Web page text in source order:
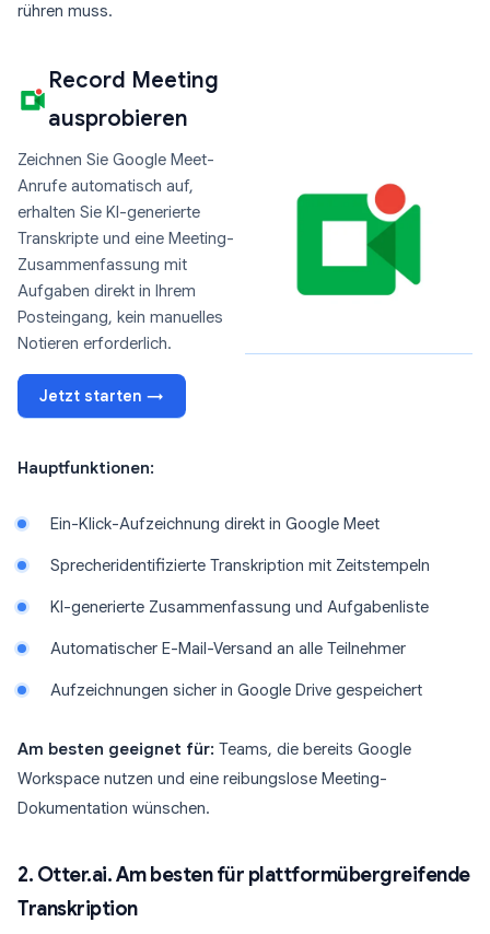
rühren muss.
Record Meeting
ausprobieren
Zeichnen Sie Google Meet-
Anrufe automatisch auf,
erhalten Sie KI-generierte
Transkripte und eine Meeting-
Zusammenfassung mit
Aufgaben direkt in Ihrem
Posteingang, kein manuelles
Notieren erforderlich.
Jetzt starten →
Hauptfunktionen:
Ein-Klick-Aufzeichnung direkt in Google Meet
Sprecheridentifizierte Transkription mit Zeitstempeln
KI-generierte Zusammenfassung und Aufgabenliste
Automatischer E-Mail-Versand an alle Teilnehmer
Aufzeichnungen sicher in Google Drive gespeichert
Am besten geeignet für: Teams, die bereits Google
Workspace nutzen und eine reibungslose Meeting-
Dokumentation wünschen.
2. Otter.ai. Am besten für plattformübergreifende
Transkription